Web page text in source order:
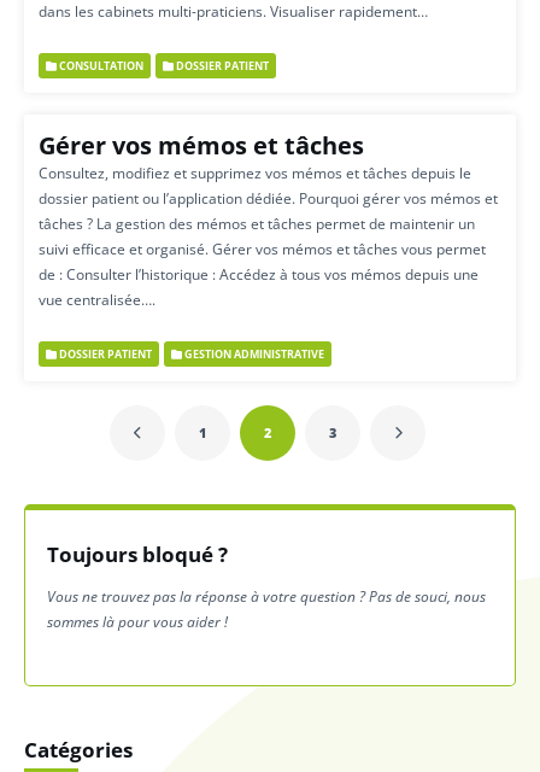
dans les cabinets multi-praticiens. Visualiser rapidement…
CONSULTATION DOSSIER PATIENT
Gérer vos mémos et tâches
Consultez, modifiez et supprimez vos mémos et tâches depuis le
dossier patient ou l’application dédiée. Pourquoi gérer vos mémos et
tâches ? La gestion des mémos et tâches permet de maintenir un
suivi efficace et organisé. Gérer vos mémos et tâches vous permet
de : Consulter l’historique : Accédez à tous vos mémos depuis une
vue centralisée….
DOSSIER PATIENT GESTION ADMINISTRATIVE
1 2 3
Toujours bloqué ?
Vous ne trouvez pas la réponse à votre question ? Pas de souci, nous
sommes là pour vous aider !
Catégories